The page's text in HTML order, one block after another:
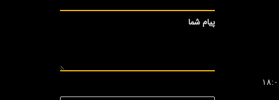
پیام شما